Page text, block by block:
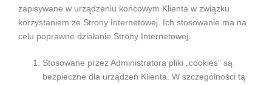
zapisywane w urządzeniu końcowym Klienta w związku
korzystaniem ze Strony Internetowej. Ich stosowanie ma na
celu poprawne działanie Strony Internetowej.
Stosowane przez Administratora pliki „cookies” są
bezpieczne dla urządzeń Klienta. W szczególności tą